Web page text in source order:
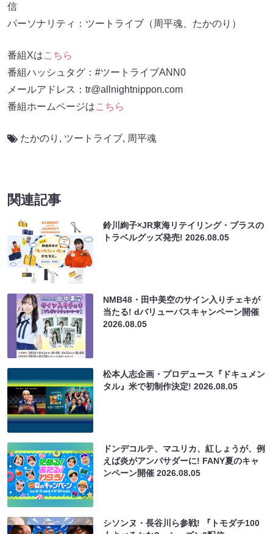
信
パーソナリティ：ツートライブ（周平魂、たかのり）
番組Xはこちら
番組ハッシュタグ：#ツートライブANN0
メールアドレス：tr@allnightnippon.com
番組ホームページはこちら
たかのり , ツートライブ, 周平魂
関連記事
鈴川絢子×JR東海リテイリング・プラスの
トラベルグッズ発売!2026.08.05
NMB48・田中美空のサイン入りチェキが
当たる! dバリューパスキャンペーン開催
2026.08.05
松本人志企画・プロデュース『ドキュメン
タル』米で初制作決定!2026.08.05
ドンデコルテ、マユリカ、紅しょうが、例
えば炎がアンバサダーに! FANY夏のキャ
ンペーン開催2026.08.05
シソンヌ・長谷川ら参戦! 『トモダチ100